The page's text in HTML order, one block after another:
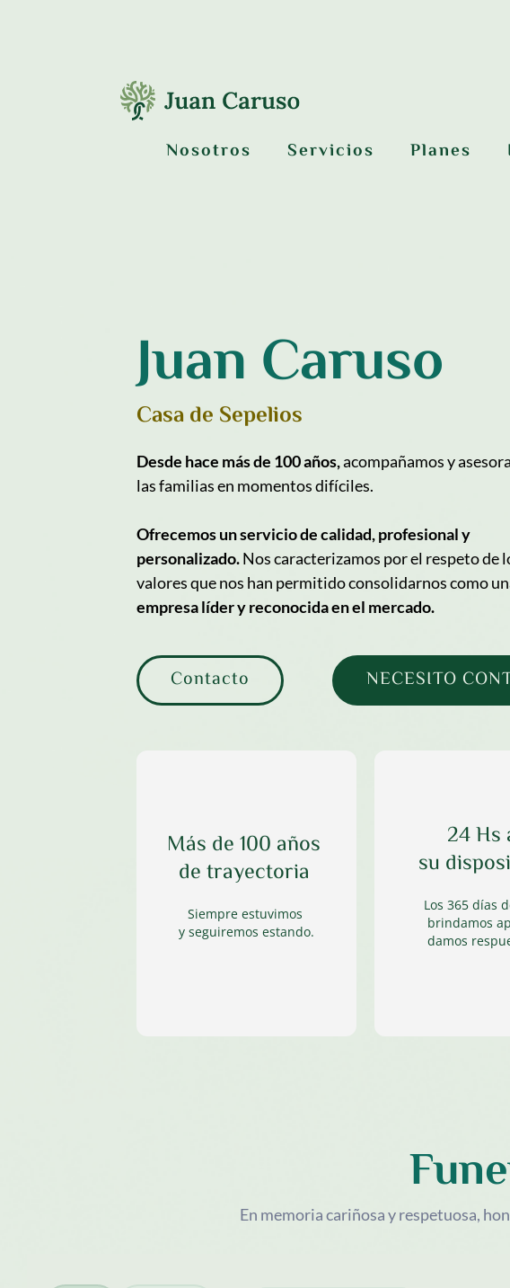
Nosotros Servicios Planes
Juan Caruso
Casa de Sepelios
Desde hace más de 100 años, acompañamos y
las familias en momentos difíciles.
Ofrecemos un servicio de calidad, profesional y
personalizado. Nos caracterizamos por el respeto de
empresa líder y reconocida en el mercado.
Contacto NECESITO
Más de 100 años
de trayectoria
Siempre estuvimos
y seguiremos estando.
24 Hs
su
Los 365 días
brindamos
damos
En memoria cariñosa y respetuosa,